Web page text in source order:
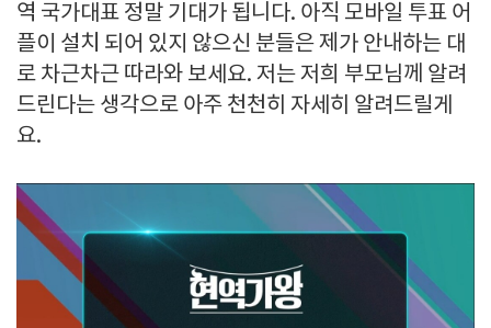
역 국가대표 정말 기대가 됩니다. 아직 모바일 투표 어
플이 설치 되어 있지 않으신 분들은 제가 안내하는 대
로 차근차근 따라와 보세요. 저는 저희 부모님께 알려
드린다는 생각으로 아주 천천히 자세히 알려드릴게
요.